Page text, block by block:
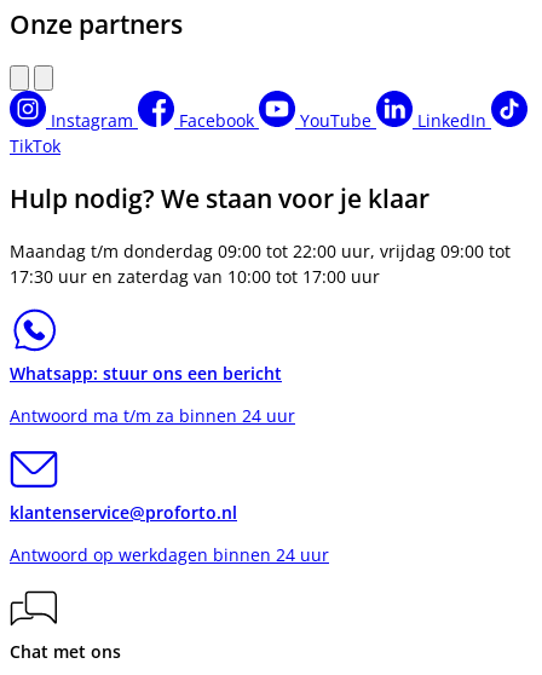
Onze partners
Instagram Facebook YouTube
LinkedIn
TikTok
Hulp nodig? We staan voor je klaar
Maandag t/m donderdag 09:00 tot 22:00 uur, vrijdag 09:00 tot
17:30 uur en zaterdag van 10:00 tot 17:00 uur
Whatsapp: stuur ons een bericht
Antwoord ma t/m za binnen 24 uur
klantenservice@proforto.nl
Antwoord op werkdagen binnen 24 uur
Chat met ons